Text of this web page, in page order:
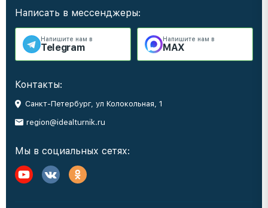
Написать в мессенджеры:
Напишите нам в
Telegram
Напишите нам в
MAX
Контакты:
Санкт-Петербург, ул Колокольная, 1
region@idealturnik.ru
Мы в социальных сетях: